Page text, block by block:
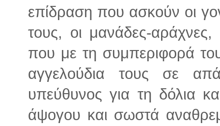
επίδραση που ασκούν οι
τους, οι μανάδες-
που με τη συμπεριφορά
αγγελούδια τους σε
υπεύθυνος για τη δόλια
άψογου και σωστά